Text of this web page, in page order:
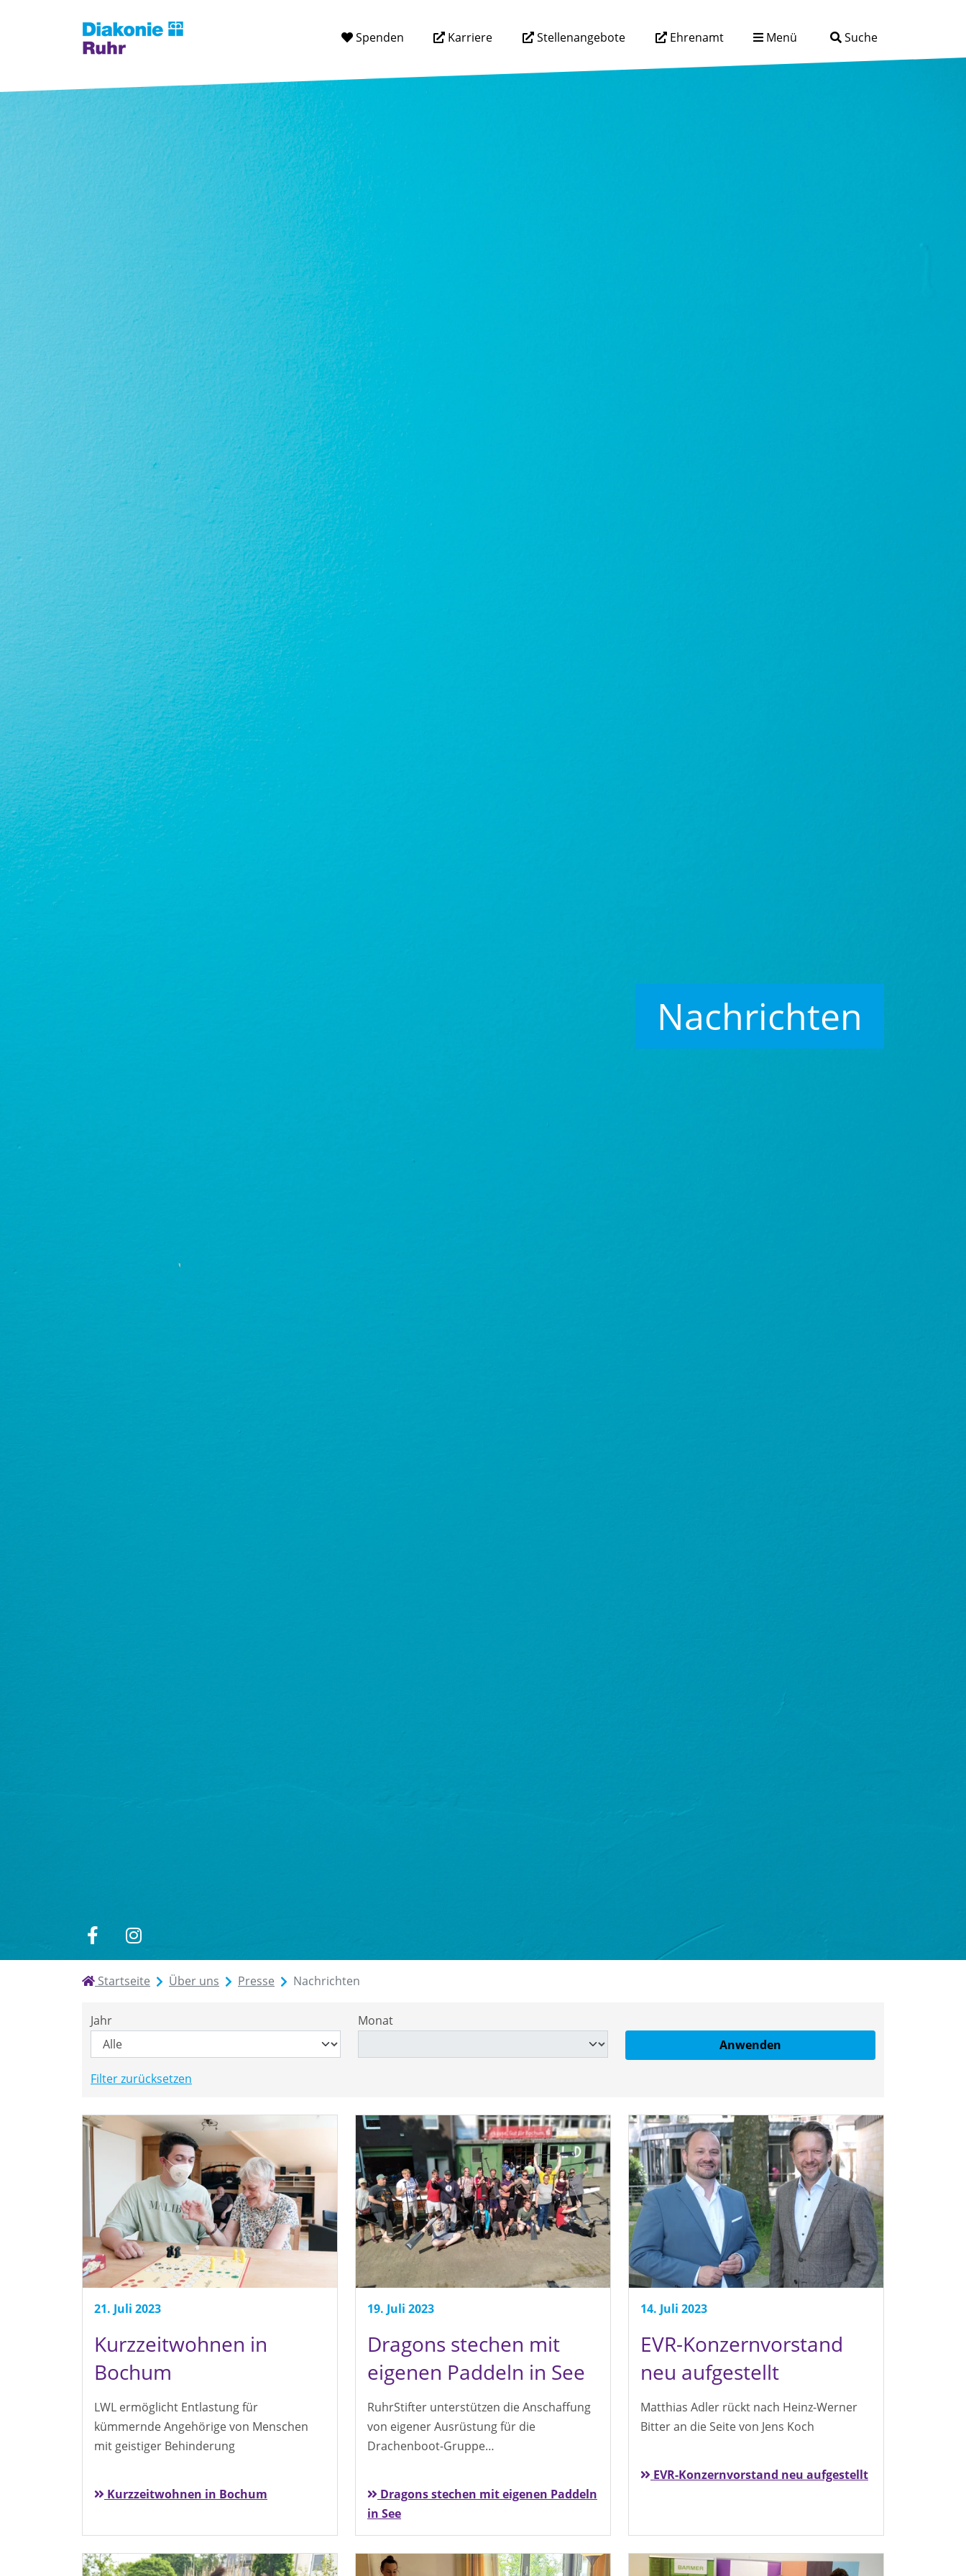
Spenden Karriere Stellenangebote Ehrenamt Menü Suche
Nachrichten
FacebookInstagram
Startseite Über uns Presse Nachrichten
Jahr Monat
Filter zurücksetzen
21. Juli 2023
Kurzzeitwohnen in
Bochum
LWL ermöglicht Entlastung für
kümmernde Angehörige von Menschen
mit geistiger Behinderung
Kurzzeitwohnen in Bochum
19. Juli 2023
Dragons stechen mit
eigenen Paddeln in See
RuhrStifter unterstützen die Anschaffung
von eigener Ausrüstung für die
Drachenboot-Gruppe…
Dragons stechen mit eigenen Paddeln
in See
14. Juli 2023
EVR-Konzernvorstand
neu aufgestellt
Matthias Adler rückt nach Heinz-Werner
Bitter an die Seite von Jens Koch
EVR-Konzernvorstand neu aufgestellt